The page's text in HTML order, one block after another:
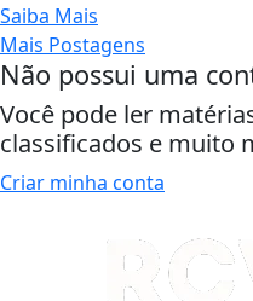
Saiba Mais
Mais Postagens
Não possui uma
Você pode ler
classificados e muito
Criar minha conta